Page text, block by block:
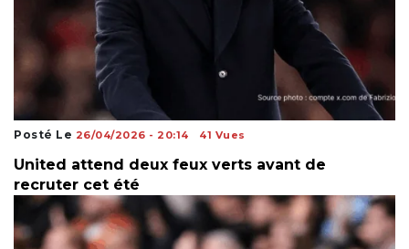
Posté Le 26/04/2026 - 20:14 41 Vues
United attend deux feux verts avant de
recruter cet été